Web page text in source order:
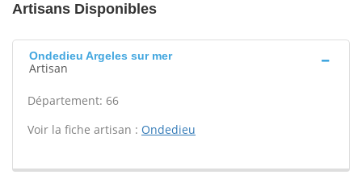
Artisans Disponibles
Ondedieu Argeles sur mer
Artisan
Département: 66
Voir la fiche artisan : Ondedieu